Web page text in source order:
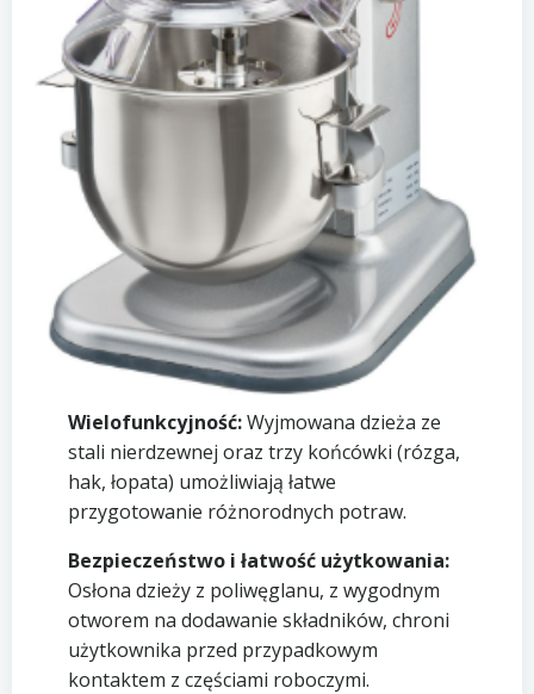
Wielofunkcyjność:Wyjmowana dzieża ze
stali nierdzewnej oraz trzy końcówki (rózga,
hak, łopata) umożliwiają łatwe
przygotowanie różnorodnych potraw.
Bezpieczeństwo i łatwość użytkowania:
Osłona dzieży z poliwęglanu, z wygodnym
otworem na dodawanie składników, chroni
użytkownika przed przypadkowym
kontaktem z częściami roboczymi.